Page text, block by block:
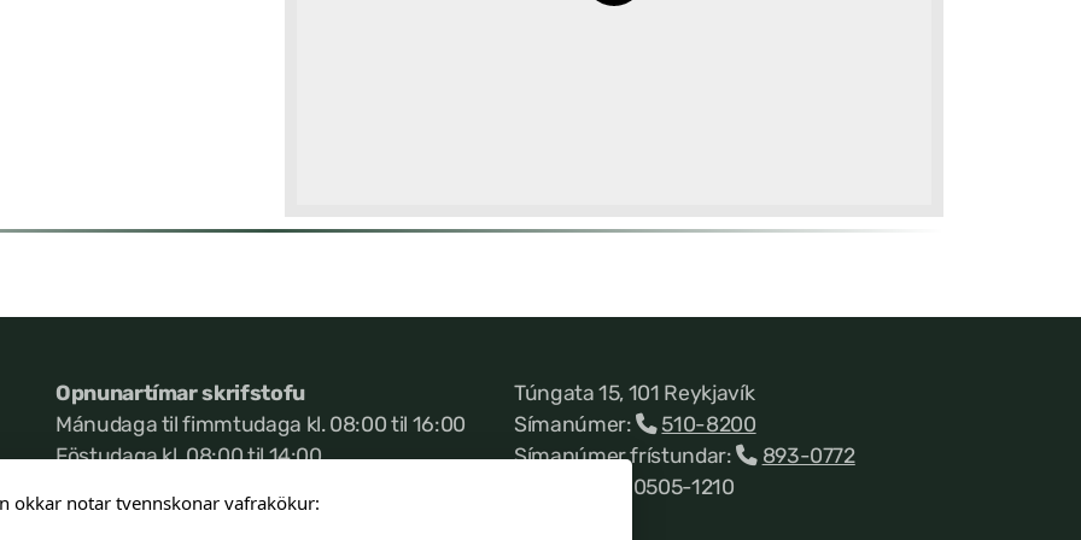
Opnunartímar skrifstofu
Mánudaga til fimmtudaga kl. 08:00 til 16:00
Föstudaga kl. 08:00 til 14:00
Túngata 15, 101 Reykjavík
Símanúmer:
510-8200
Símanúmer frístundar:
893-0772
Kennitala 660505-1210
okkar notar tvennskonar vafrakökur: